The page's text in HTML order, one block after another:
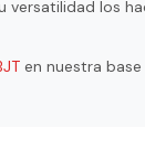
versatilidad los
en nuestra